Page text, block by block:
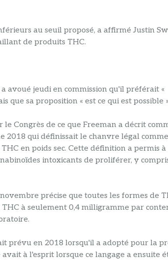
au seuil proposé, a affirmé Justin
de produits THC.
avoué jeudi en commission qu'il préférait «
que sa proposition « est ce qui est possible
Congrès de ce que Freeman a décrit
2018 qui définissait le chanvre légal
en poids sec. Cette définition a permis à
intoxicants de proliférer, y
précise que toutes les formes de
à seulement 0,4 milligramme par
prévu en 2018 lorsqu'il a adopté pour la
à l'esprit lorsque ce langage a ensuite